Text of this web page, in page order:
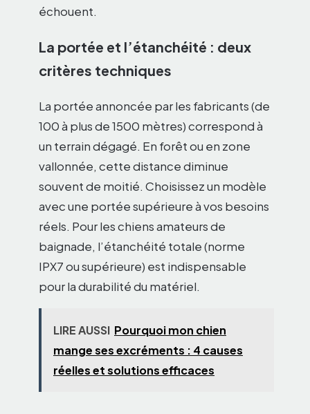
échouent.
La portée et l’étanchéité : deux
critères techniques
La portée annoncée par les fabricants (de
100 à plus de 1500 mètres) correspond à
un terrain dégagé. En forêt ou en zone
vallonnée, cette distance diminue
souvent de moitié. Choisissez un modèle
avec une portée supérieure à vos besoins
réels. Pour les chiens amateurs de
baignade, l’étanchéité totale (norme
IPX7 ou supérieure) est indispensable
pour la durabilité du matériel.
LIRE AUSSI Pourquoi mon chien
mange ses excréments : 4 causes
réelles et solutions efficaces